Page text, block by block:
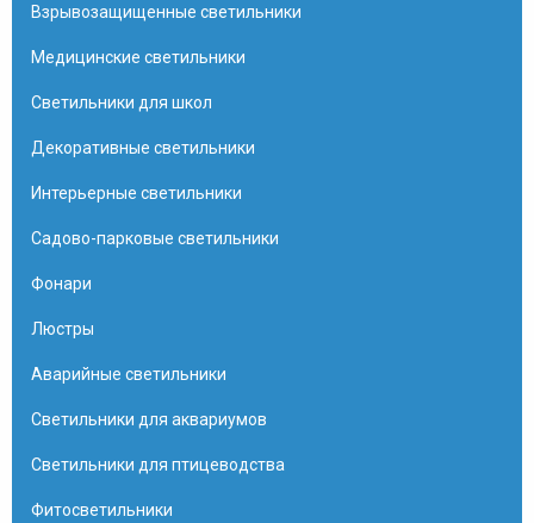
Взрывозащищенные светильники
Медицинские светильники
Светильники для школ
Декоративные светильники
Интерьерные светильники
Садово-парковые светильники
Фонари
Люстры
Аварийные светильники
Светильники для аквариумов
Светильники для птицеводства
Фитосветильники